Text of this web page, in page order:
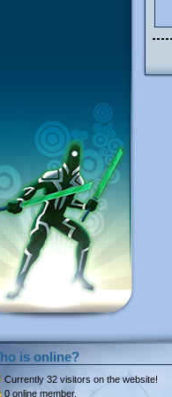
Who is online?
Currently 32 visitors on the website!
0 online member.